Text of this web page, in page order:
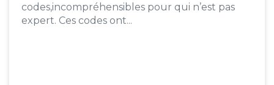
codes,incompréhensibles pour qui n’est pas
expert. Ces codes ont...